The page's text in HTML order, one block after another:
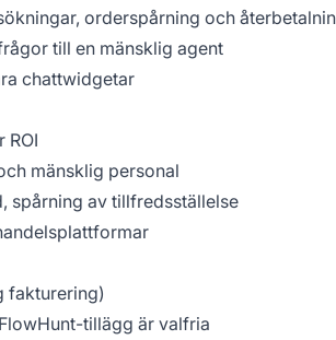
orderspårning och
till en mänsklig agent
chattwidgetar
ROI
mänsklig personal
spårning av tillfredsställelse
fakturering)
tillägg är valfria